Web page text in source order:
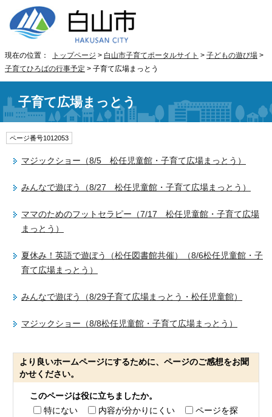
現在の位置： トップページ > 白山市子育てポータルサイト > 子どもの遊び場 >
子育てひろばの行事予定 > 子育て広場まっとう
子育て広場まっとう
ページ番号1012053
マジックショー（8/5 松任児童館・子育て広場まっとう）
みんなで遊ぼう（8/27 松任児童館・子育て広場まっとう）
ママのためのフットセラピー（7/17 松任児童館・子育て広場
まっとう）
夏休み！英語で遊ぼう（松任図書館共催）（8/6松任児童館・子
育て広場まっとう）
みんなで遊ぼう（8/29子育て広場まっとう・松任児童館）
マジックショー（8/8松任児童館・子育て広場まっとう）
より良いホームページにするために、ページのご感想をお聞
かせください。
このページは役に立ちましたか。
特にない
内容が分かりにくい
ページを探